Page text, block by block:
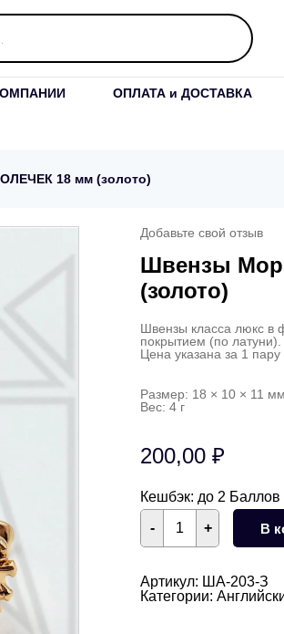
ОПЛАТА и ДОСТАВКА
18 мм (золото)
Добавьте свой отзыв
Швензы
(золото)
Швензы класса люкс в
покрытием (по латуни).
Цена указана за 1 пару
Размер: 18 × 10 × 11 мм
Вес: 4 г
200,00 ₽
Кешбэк: до 2 Баллов
+
товара
Швензы
конек
БЕЗ
КОЛЕЧЕК
- В
Артикул: ША-203-З
Категории: